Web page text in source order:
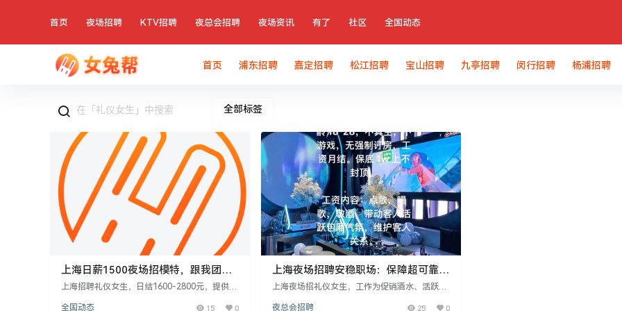
首页 夜场招聘 KTV招聘 夜总会招聘 夜场资讯 有了 社区 全国动态
首页 浦东招聘 嘉定招聘 松江招聘 宝山招聘 九亭招聘 闵行招聘 杨浦招聘
全部标签
上海日薪1500夜场招模特，跟我团队
每天稳定上二班
上海招聘礼仪女生，日结1600-2800元，提供住
备良好沟通和服务能力。工作内容为包厢内服
全国动态 15 0
上海夜场招聘安稳职场：保障超可靠，
助你奔向好未来
上海夜场招礼仪女生，工作为促销酒水、活跃气
0-2800，报销路费，提供住宿补贴和专车接
夜总会招聘 25 0